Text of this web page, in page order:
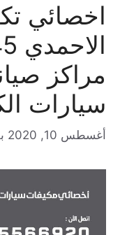
اخصائي
مراكز
سيارات
أغسطس 10, 2020